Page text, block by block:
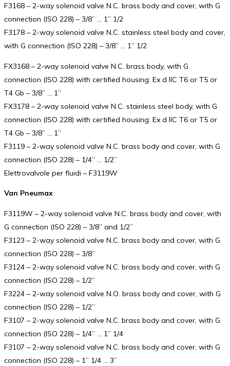
F3168 – 2-way solenoid valve N.C. brass body and cover, with G
connection (ISO 228) – 3/8” … 1” 1/2
F3178 – 2-way solenoid valve N.C. stainless steel body and cover,
with G connection (ISO 228) – 3/8” … 1” 1/2
FX3168 – 2-way solenoid valve N.C. brass body, with G
connection (ISO 228) with certified housing: Ex d IIC T6 or T5 or
T4 Gb – 3/8” … 1”
FX3178 – 2-way solenoid valve N.C. stainless steel body, with G
connection (ISO 228) with certified housing: Ex d IIC T6 or T5 or
T4 Gb – 3/8” … 1”
F3119 – 2-way solenoid valve N.C. brass body and cover, with G
connection (ISO 228) – 1/4” … 1/2”
Elettrovalvole per fluidi – F3119W
Van Pneumax
F3119W – 2-way solenoid valve N.C. brass body and cover, with
G connection (ISO 228) – 3/8” and 1/2”
F3123 – 2-way solenoid valve N.C. brass body and cover, with G
connection (ISO 228) – 3/8”
F3124 – 2-way solenoid valve N.C. brass body and cover, with G
connection (ISO 228) – 1/2”
F3224 – 2-way solenoid valve N.O. brass body and cover, with G
connection (ISO 228) – 1/2”
F3107 – 2-way solenoid valve N.C. brass body and cover, with G
connection (ISO 228) – 1/4” … 1” 1/4
F3107 – 2-way solenoid valve N.C. brass body and cover, with G
connection (ISO 228) – 1” 1/4 … 3”